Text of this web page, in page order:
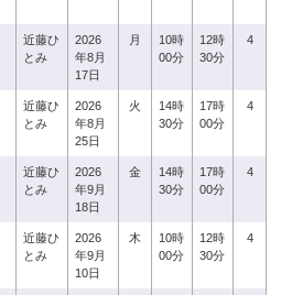
近藤ひ
とみ
2026
年8月
17日
月
10時
00分
12時
30分
4
近藤ひ
とみ
2026
年8月
25日
火
14時
30分
17時
00分
4
近藤ひ
とみ
2026
年9月
18日
金
14時
30分
17時
00分
4
近藤ひ
とみ
2026
年9月
10日
木
10時
00分
12時
30分
4